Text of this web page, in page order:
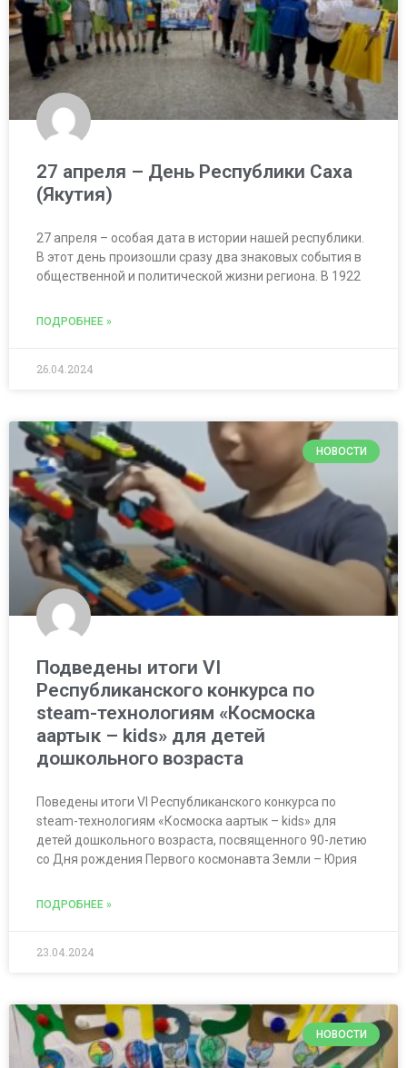
27 апреля – День Республики Саха
(Якутия)
27 апреля – особая дата в истории нашей республики.
В этот день произошли сразу два знаковых события в
общественной и политической жизни региона. В 1922
ПОДРОБНЕЕ »
26.04.2024
НОВОСТИ
Подведены итоги VI
Республиканского конкурса по
steam-технологиям «Космоска
аартык – kids» для детей
дошкольного возраста
Поведены итоги VI Республиканского конкурса по
steam-технологиям «Космоска аартык – kids» для
детей дошкольного возраста, посвященного 90-летию
со Дня рождения Первого космонавта Земли – Юрия
ПОДРОБНЕЕ »
23.04.2024
НОВОСТИ